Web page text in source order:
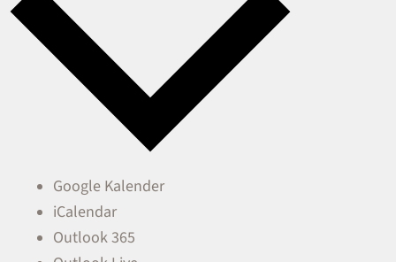
Google Kalender
iCalendar
Outlook 365